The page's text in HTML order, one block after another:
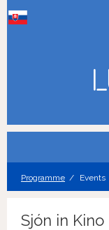
Programme Events
Sjón in